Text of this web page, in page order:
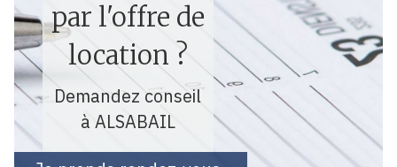
par l'offre de
location ?
Demandez conseil
à ALSABAIL